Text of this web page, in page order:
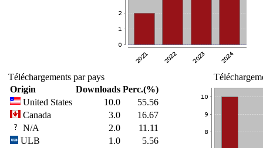
Téléchargements par pays
Origin
Downloads Perc.(%)
United States
10.0
55.56
Canada
3.0
16.67
N/A
2.0
11.11
ULB
1.0
5.56